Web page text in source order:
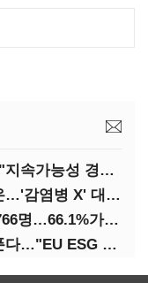
저출산, 성장·분배 '난제' 직면…"지속가능성 경고등"
짧아진 팬데믹 주기, 치솟는 기온…'감염병 X' 대비해야
지난해 응급실 찾은 중독환자 7766명…66.1%가 '의도적 중독'
중부발전, 중기 해외진출 난관 푼다…"EU ESG 실사 공동 대응"